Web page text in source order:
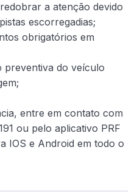
a atenção devido
escorregadias;
obrigatórios em
preventiva do veículo
entre em contato com
ou pelo aplicativo PRF
IOS e Android em todo o